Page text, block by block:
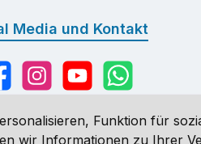
Media und Kontakt
InstagramYouTubeWhatsApp
Funktion für
wir Informationen zu Ihrer